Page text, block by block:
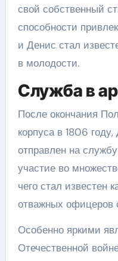
свой собственный
способности
и Денис стал
в молодости.
Служба в
После окончания
корпуса в 1806
отправлен на
участие во
чего стал известен
отважных офицеров
Особенно яркими
Отечественной